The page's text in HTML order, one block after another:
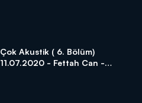
Çok Akustik ( 6. Bölüm)
11.07.2020 - Fettah Can -